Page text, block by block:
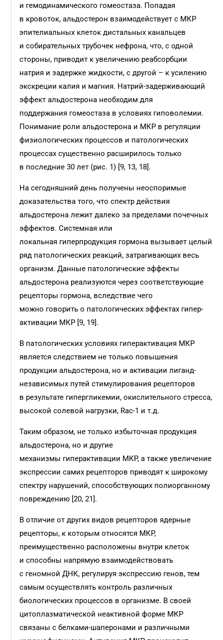
и гемодинамического гомеостаза. Попадая
в кровоток, альдостерон взаимодействует с МКР
эпителиальных клеток дистальных канальцев
и собирательных трубочек нефрона, что, с одной
стороны, приводит к увеличению реабсорбции
натрия и задержке жидкости, с другой – к усилению
экскреции калия и магния. Натрий-задерживающий
эффект альдостерона необходим для
поддержания гомеостаза в условиях гиповолемии.
Понимание роли альдостерона и МКР в регуляции
физиологических процессов и патологических
процессах существенно расширилось только
в последние 30 лет (рис. 1) [9, 13, 18].
На сегодняшний день получены неоспоримые
доказательства того, что спектр действия
альдостерона лежит далеко за пределами почечных
эффектов. Системная или
локальная гиперпродукция гормона вызывает целый
ряд патологических реакций, затрагивающих весь
организм. Данные патологические эффекты
альдостерона реализуются через соответствующие
рецепторы гормона, вследствие чего
можно говорить о патологических эффектах гипер­
активации МКР [9, 19].
В патологических условиях гиперактивация МКР
является следствием не только повышения
продукции альдостерона, но и активации лиганд-
независимых путей стимулирования рецепторов
в результате гипергликемии, окислительного стресса,
высокой солевой нагрузки, Rac-1 и т.д.
Таким образом, не только избыточная продукция
альдостерона, но и другие
механизмы гиперактивации МКР, а также увеличение
экспрессии самих рецепторов приводят к широкому
спектру нарушений, способствующих полиорганному
повреждению [20, 21].
В отличие от других видов рецепторов ядерные
рецепторы, к которым относятся МКР,
преимущественно расположены внутри клеток
и способны напрямую взаимодействовать
с геномной ДНК, регулируя экспрессию генов, тем
самым осуществлять контроль различных
биологических процессов в организме. В своей
цитоплазматической неактивной форме МКР
связаны с белками-шаперонами и различными